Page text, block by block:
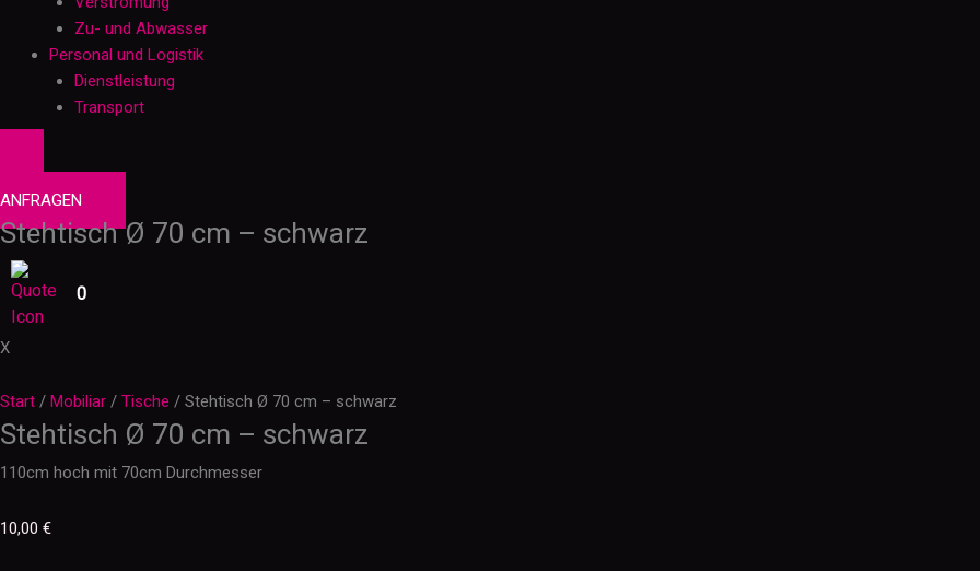
Zu- und Abwasser
Personal und Logistik
Dienstleistung
Transport
PRODUKTE
ANFRAGEN
Stehtisch Ø 70 cm – schwarz
0
X
Start / Mobiliar / Tische / Stehtisch Ø 70 cm – schwarz
Stehtisch Ø 70 cm – schwarz
110cm hoch mit 70cm Durchmesser
10,00 €